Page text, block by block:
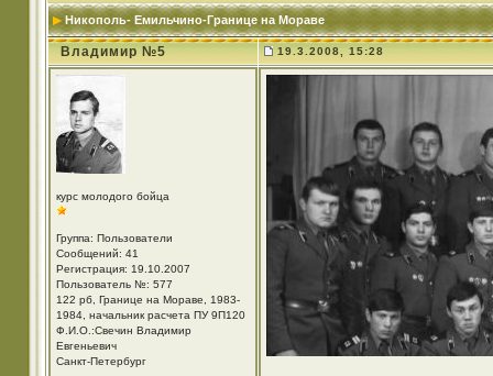
Никополь- Емильчино-Границе на Мораве
Владимир №5 19.3.2008, 15:28
курс молодого бойца
Группа: Пользователи
Сообщений: 41
Регистрация: 19.10.2007
Пользователь №: 577
122 рб, Границе на Мораве, 1983-
1984, начальник расчета ПУ 9П120
Ф.И.О.:Свечин Владимир
Евгеньевич
Санкт-Петербург